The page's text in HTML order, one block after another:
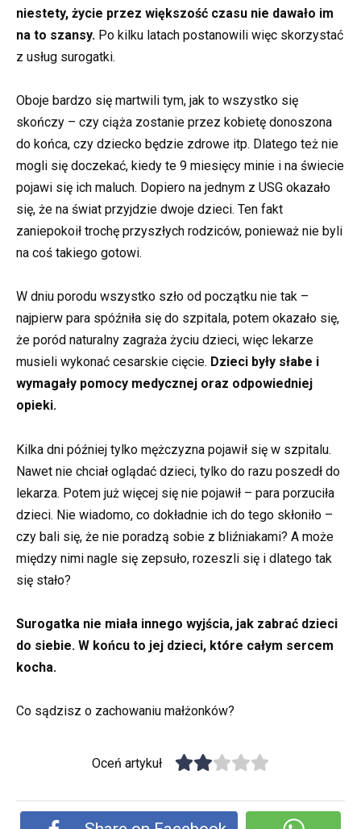
niestety, życie przez większość czasu nie dawało im
na to szansy. Po kilku latach postanowili więc skorzystać
z usług surogatki.
Oboje bardzo się martwili tym, jak to wszystko się
skończy – czy ciąża zostanie przez kobietę donoszona
do końca, czy dziecko będzie zdrowe itp. Dlatego też nie
mogli się doczekać, kiedy te 9 miesięcy minie i na świecie
pojawi się ich maluch. Dopiero na jednym z USG okazało
się, że na świat przyjdzie dwoje dzieci. Ten fakt
zaniepokoił trochę przyszłych rodziców, ponieważ nie byli
na coś takiego gotowi.
W dniu porodu wszystko szło od początku nie tak –
najpierw para spóźniła się do szpitala, potem okazało się,
że poród naturalny zagraża życiu dzieci, więc lekarze
musieli wykonać cesarskie cięcie. Dzieci były słabe i
wymagały pomocy medycznej oraz odpowiedniej
opieki.
Kilka dni później tylko mężczyzna pojawił się w szpitalu.
Nawet nie chciał oglądać dzieci, tylko do razu poszedł do
lekarza. Potem już więcej się nie pojawił – para porzuciła
dzieci. Nie wiadomo, co dokładnie ich do tego skłoniło –
czy bali się, że nie poradzą sobie z bliźniakami? A może
między nimi nagle się zepsuło, rozeszli się i dlatego tak
się stało?
Surogatka nie miała innego wyjścia, jak zabrać dzieci
do siebie. W końcu to jej dzieci, które całym sercem
kocha.
Co sądzisz o zachowaniu małżonków?
Oceń artykuł